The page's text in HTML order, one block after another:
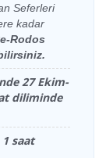
Seferleri
kadar
Rodos
27 Ekim-
diliminde
saat